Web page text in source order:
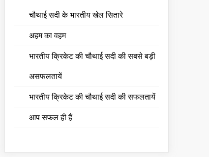
चौथाई सदी के भारतीय खेल सितारे
अहम का वहम
भारतीय क्रिकेट की चौथाई सदी की सबसे बड़ी
असफलतायें
भारतीय क्रिकेट की चौथाई सदी की सफलतायें
आप सफल ही हैं